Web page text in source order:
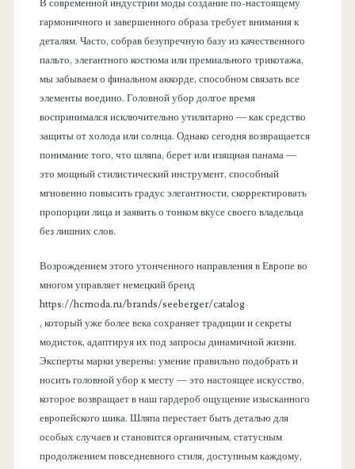
В современной индустрии моды создание по-настоящему
гармоничного и завершенного образа требует внимания к
деталям. Часто, собрав безупречную базу из качественного
пальто, элегантного костюма или премиального трикотажа,
мы забываем о финальном аккорде, способном связать все
элементы воедино. Головной убор долгое время
воспринимался исключительно утилитарно — как средство
защиты от холода или солнца. Однако сегодня возвращается
понимание того, что шляпа, берет или изящная панама —
это мощный стилистический инструмент, способный
мгновенно повысить градус элегантности, скорректировать
пропорции лица и заявить о тонком вкусе своего владельца
без лишних слов.
Возрождением этого утонченного направления в Европе во
многом управляет немецкий бренд
https://hcmoda.ru/brands/seeberger/catalog
, который уже более века сохраняет традиции и секреты
модисток, адаптируя их под запросы динамичной жизни.
Эксперты марки уверены: умение правильно подобрать и
носить головной убор к месту — это настоящее искусство,
которое возвращает в наш гардероб ощущение изысканного
европейского шика. Шляпа перестает быть деталью для
особых случаев и становится органичным, статусным
продолжением повседневного стиля, доступным каждому,